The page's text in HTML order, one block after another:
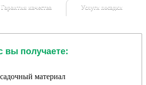
Гарантия качества Услуги посадки
вы получаете:
материал